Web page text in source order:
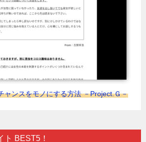
ャンスをモノにする方法 －Project.Ｇ－
ト BEST5！